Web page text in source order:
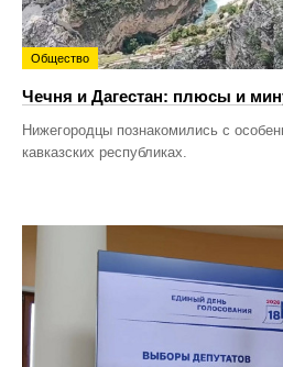
Общество
Чечня и Дагестан: плюсы и
Нижегородцы познакомились с
кавказских республиках.